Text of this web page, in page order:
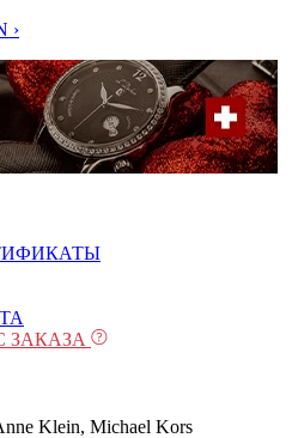
›
ЗАКАЗА
Klein, Michael Kors